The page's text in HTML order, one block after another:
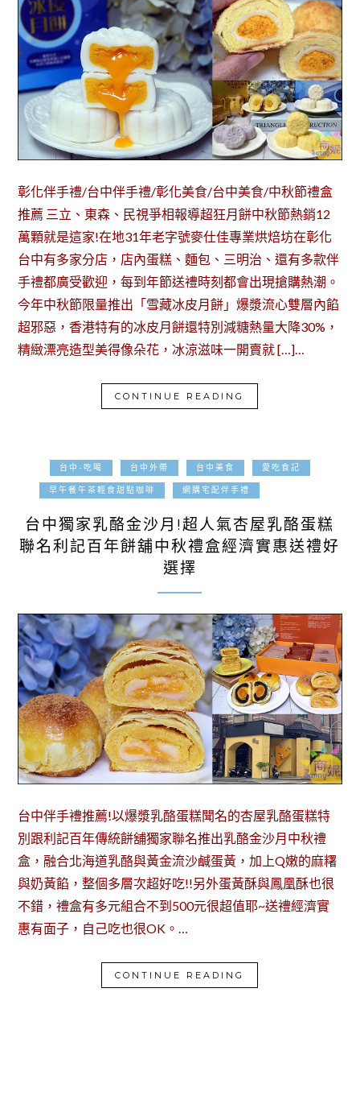
彰化伴手禮/台中伴手禮/彰化美食/台中美食/中秋節禮盒
推薦 三立、東森、民視爭相報導超狂月餅中秋節熱銷12
萬顆就是這家!在地31年老字號麥仕佳專業烘焙坊在彰化
台中有多家分店，店內蛋糕、麵包、三明治、還有多款伴
手禮都廣受歡迎，每到年節送禮時刻都會出現搶購熱潮。
今年中秋節限量推出「雪藏冰皮月餅」爆漿流心雙層內餡
超邪惡，香港特有的冰皮月餅還特別減糖熱量大降30%，
精緻漂亮造型美得像朵花，冰涼滋味一開賣就 […]…
CONTINUE READING
台中-吃喝 台中外帶 台中美食 愛吃食記
早午餐午茶輕食甜點咖啡 網購宅配伴手禮
台中獨家乳酪金沙月!超人氣杏屋乳酪蛋糕
聯名利記百年餅舖中秋禮盒經濟實惠送禮好
選擇
台中伴手禮推薦!以爆漿乳酪蛋糕聞名的杏屋乳酪蛋糕特
別跟利記百年傳統餅舖獨家聯名推出乳酪金沙月中秋禮
盒，融合北海道乳酪與黃金流沙鹹蛋黃，加上Q嫩的麻糬
與奶黃餡，整個多層次超好吃!!另外蛋黃酥與鳳凰酥也很
不錯，禮盒有多元組合不到500元很超值耶~送禮經濟實
惠有面子，自己吃也很OK。…
CONTINUE READING